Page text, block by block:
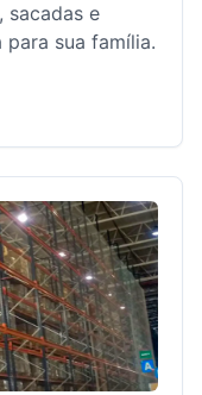
sacadas e
sua família.